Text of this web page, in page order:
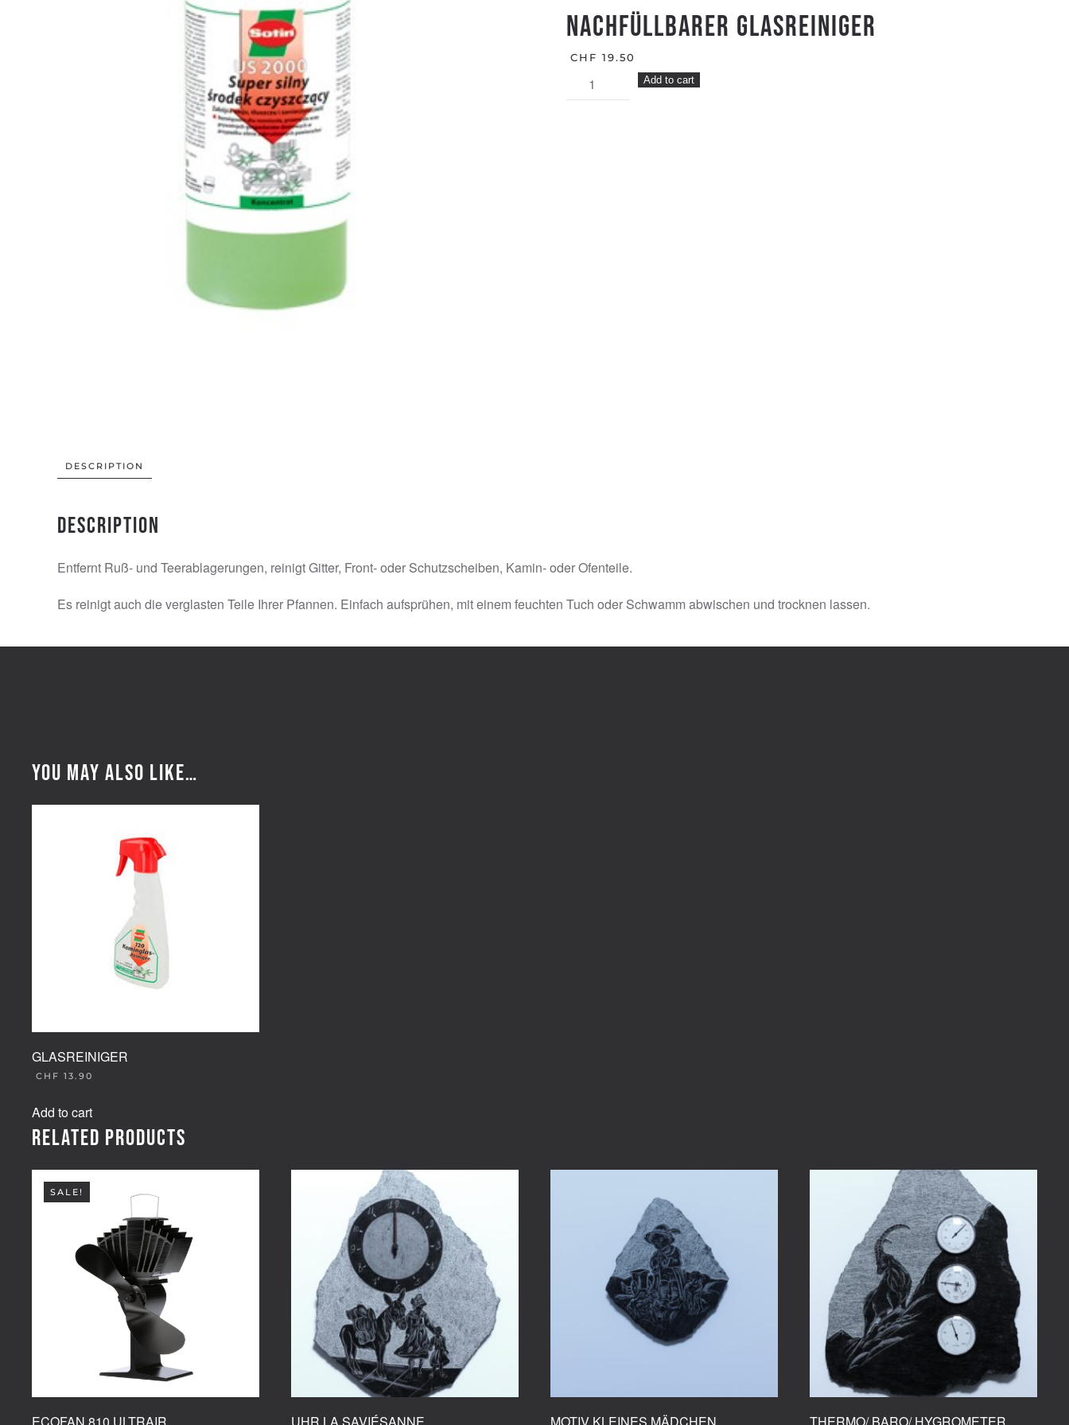
NACHFÜLLBARER GLASREINIGER
CHF 19.50
NACHFÜLLBARER
GLASREINIGER
Add to cart
DESCRIPTION
Description
Entfernt Ruß- und Teerablagerungen, reinigt Gitter, Front- oder Schutzscheiben, Kamin- oder Ofenteile.
Es reinigt auch die verglasten Teile Ihrer Pfannen. Einfach aufsprühen, mit einem feuchten Tuch oder Schwamm abwischen und trocknen lassen.
You may also like…
GLASREINIGER
CHF 13.90
Add to cart
Related products
SALE!